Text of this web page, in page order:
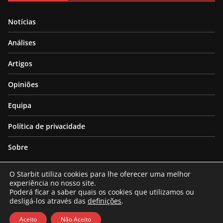
Notícias
Análises
Artigos
Opiniões
Equipa
Política de privacidade
Sobre
Copyright © 2026Starbit. All rights reserved.
Theme:
ColorMagby ThemeGrill. Powered by
O Starbit utiliza cookies para lhe oferecer uma melhor
experiência no nosso site.
Poderá ficar a saber quais os cookies que utilizamos ou
desligá-los através das definições.
Aceito Não Aceito